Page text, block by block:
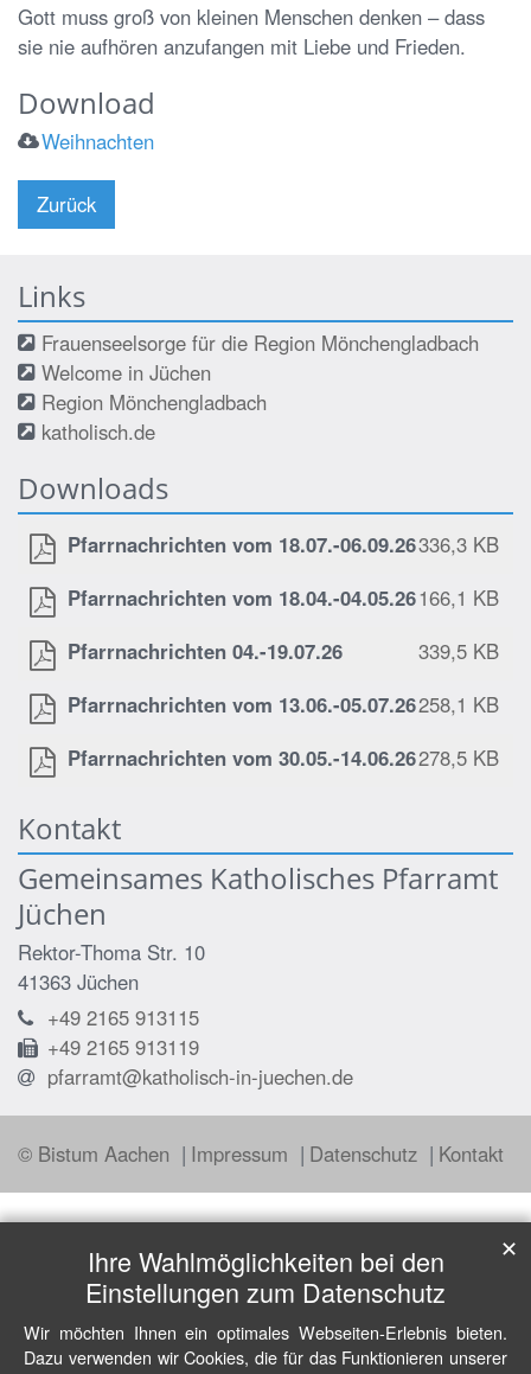
Gott muss groß von kleinen Menschen denken – dass
sie nie aufhören anzufangen mit Liebe und Frieden.
Download
Weihnachten
Zurück
Links
Frauenseelsorge für die Region Mönchengladbach
Welcome in Jüchen
Region Mönchengladbach
katholisch.de
Downloads
Pfarrnachrichten vom 18.07.-06.09.26336,3 KB
Pfarrnachrichten vom 18.04.-04.05.26166,1 KB
Pfarrnachrichten 04.-19.07.26
339,5 KB
Pfarrnachrichten vom 13.06.-05.07.26258,1 KB
Pfarrnachrichten vom 30.05.-14.06.26278,5 KB
Kontakt
Gemeinsames Katholisches Pfarramt
Jüchen
Rektor-Thoma Str. 10
41363 Jüchen
+49 2165 913115
+49 2165 913119
pfarramt@katholisch-in-juechen.de
© Bistum Aachen Impressum Datenschutz Kontakt
Ihre Wahlmöglichkeiten bei den
Einstellungen zum Datenschutz
Wir möchten Ihnen ein optimales Webseiten-Erlebnis bieten.
Dazu verwenden wir Cookies, die für das Funktionieren unserer
✕